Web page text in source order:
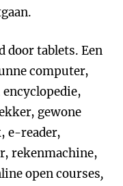
door tablets. Een
computer,
gewone
e-reader,
rekenmachine,
open courses,